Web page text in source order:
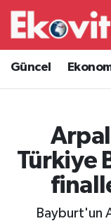
Güncel
Türkiye
Bayburt'un
Güncel
Ekonomi
Borsa
İş Dünyası
Lojistik
Hava
Trafik
Süper Lig
Tüm
Son Dakika